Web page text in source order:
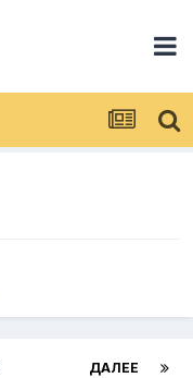
ДАЛЕЕ